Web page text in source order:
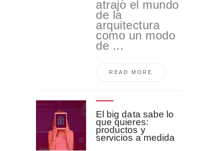
atrajo el mundo
de la
arquitectura
como un modo
de ...
READ MORE
El big data sabe lo
que quieres:
productos y
servicios a medida